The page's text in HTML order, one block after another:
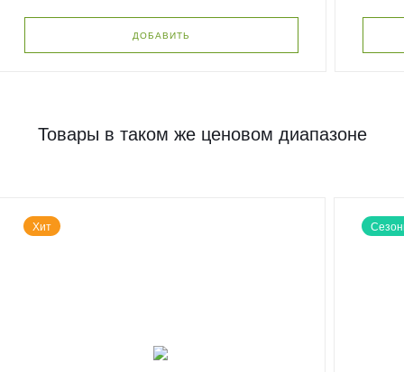
ДОБАВИТЬ
Товары в таком же ценовом диапазоне
Хит